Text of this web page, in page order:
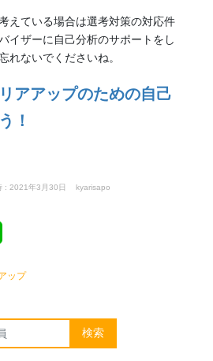
えている場合は選考対策の対応件
イザーに自己分析のサポートをし
れないでくださいね。
アアップのための自己
！
: 2021年3月30日 kyarisapo
ップ
検索